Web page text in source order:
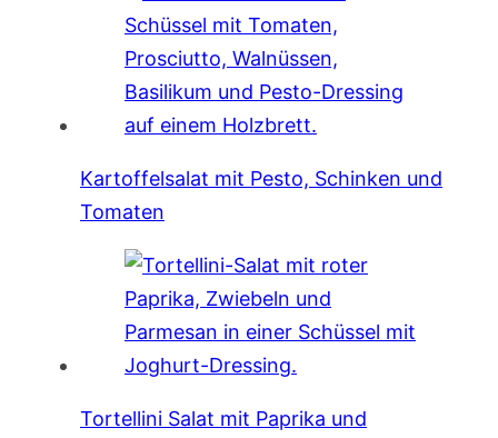
Kartoffelsalat mit Pesto, Schinken und
Tomaten
Tortellini Salat mit Paprika und